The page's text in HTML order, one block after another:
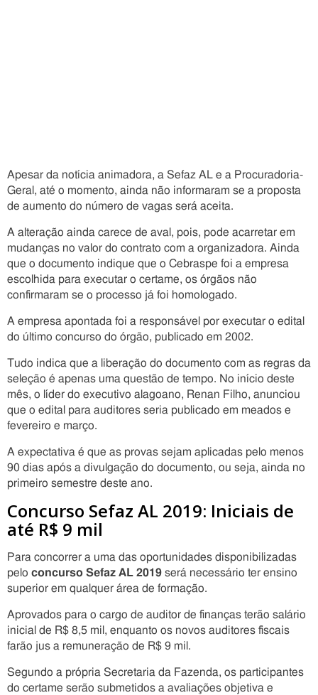
Apesar da notícia animadora, a Sefaz AL e a Procuradoria-
Geral, até o momento, ainda não informaram se a proposta
de aumento do número de vagas será aceita.
A alteração ainda carece de aval, pois, pode acarretar em
mudanças no valor do contrato com a organizadora. Ainda
que o documento indique que o Cebraspe foi a empresa
escolhida para executar o certame, os órgãos não
confirmaram se o processo já foi homologado.
A empresa apontada foi a responsável por executar o edital
do último concurso do órgão, publicado em 2002.
Tudo indica que a liberação do documento com as regras da
seleção é apenas uma questão de tempo. No início deste
mês, o líder do executivo alagoano, Renan Filho, anunciou
que o edital para auditores seria publicado em meados e
fevereiro e março.
A expectativa é que as provas sejam aplicadas pelo menos
90 dias após a divulgação do documento, ou seja, ainda no
primeiro semestre deste ano.
Concurso Sefaz AL 2019: Iniciais de
até R$ 9 mil
Para concorrer a uma das oportunidades disponibilizadas
pelo concurso Sefaz AL 2019 será necessário ter ensino
superior em qualquer área de formação.
Aprovados para o cargo de auditor de finanças terão salário
inicial de R$ 8,5 mil, enquanto os novos auditores fiscais
farão jus a remuneração de R$ 9 mil.
Segundo a própria Secretaria da Fazenda, os participantes
do certame serão submetidos a avaliações objetiva e